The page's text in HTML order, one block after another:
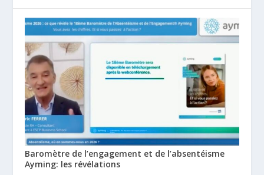
Baromètre de l’engagement et de l’absentéisme
Ayming: les révélations